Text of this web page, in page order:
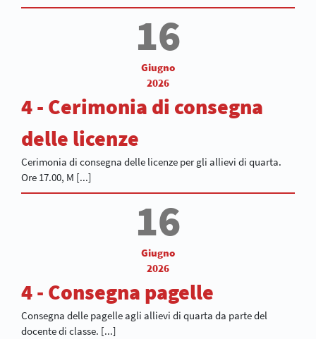
16
Giugno
2026
4 - Cerimonia di consegna
delle licenze
Cerimonia di consegna delle licenze per gli allievi di quarta.
Ore 17.00, M [...]
16
Giugno
2026
4 - Consegna pagelle
Consegna delle pagelle agli allievi di quarta da parte del
docente di classe. [...]